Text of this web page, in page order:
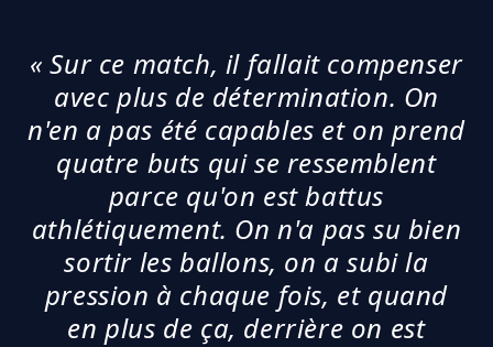
« Sur ce match, il fallait compenser
avec plus de détermination. On
n'en a pas été capables et on prend
quatre buts qui se ressemblent
parce qu'on est battus
athlétiquement. On n'a pas su bien
sortir les ballons, on a subi la
pression à chaque fois, et quand
en plus de ça, derrière on est